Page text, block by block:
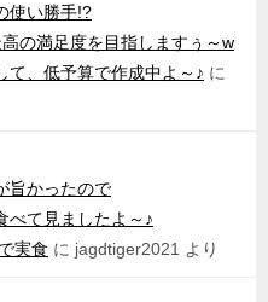
使い勝手!?
の満足度を目指しますぅ～w
て、低予算で作成中よ～♪ に
旨かったので
べて見ましたよ～♪
実食 に jagdtiger2021 より